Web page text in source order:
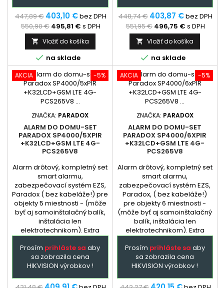
447,89 € 403,10 €bez DPH
550,90 € 495,81 € s DPH
 Vložiť do košíka
 na sklade
448,74 € 403,87 €bez DPH
551,95 € 496,75 € s DPH
 Vložiť do košíka
 na sklade
-5%
AKCIA
ZNAČKA: PARADOX
ALARM DO DOMU-SET
PARADOX SP4000/5XPIR
+K32LCD+GSM LTE 4G-
PCS265V8
Alarm drôtový, kompletný set
smart alarmu,
zabezpečovací systém EZS,
Paradox ( bez kabeláže!) pre
objekty 5 miestnosti - (môže
byť aj samoinštalačný balík,
inštalácia len
elektrotechnikom). Extra
služba - podľa
dohody: dopredu
naprogramovaná ústredňa a
GSM + prehladný manual
hlavným prvkom
Prosím prihláste sa aby
sa zobrazila cena
HIKVISION výrobkov !
-5%
AKCIA
ZNAČKA: PARADOX
ALARM DO DOMU-SET
PARADOX SP4000/6XPIR
+K32LCD+GSM LTE 4G-
PCS265V8
Alarm drôtový, kompletný set
smart alarmu,
zabezpečovací systém EZS,
Paradox, ( bez kabeláže!)
pre objekty 6 miestnosti -
(môže byť aj samoinštalačný
balík, inštalácia len
elektrotechnikom). Extra
služba - podľa
dohody: dopredu
naprogramovaná ústredňa a
GSM + prehladný manual
hlavným prvkom
Prosím prihláste sa aby
sa zobrazila cena
HIKVISION výrobkov !